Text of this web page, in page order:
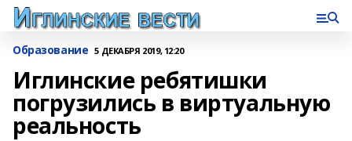
Образование 5 ДЕКАБРЯ 2019, 12:20
Иглинские ребятишки
погрузились в виртуальную
реальность